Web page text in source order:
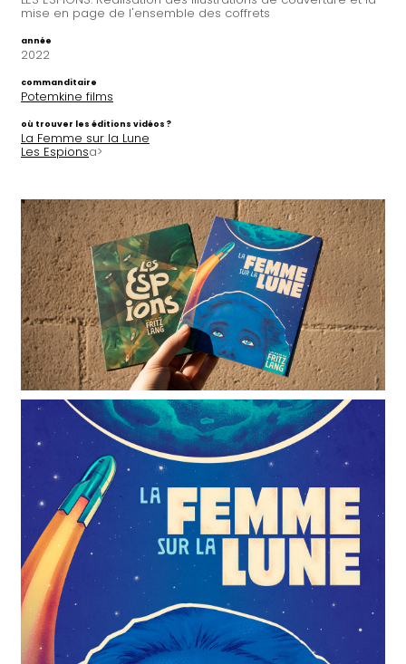
mise en page de l'ensemble des coffrets
année
2022
commanditaire
Potemkine films
où trouver les éditions vidéos ?
La Femme sur la Lune
Les Espionsa>